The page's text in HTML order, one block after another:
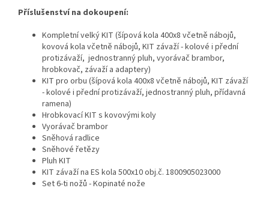
Příslušenství na dokoupení:
Kompletní velký KIT (šípová kola 400x8 včetně nábojů,
kovová kola včetně nábojů, KIT závaží - kolové i přední
protizávaží, jednostranný pluh, vyorávač brambor,
hrobkovač, závaží a adaptery)
KIT pro orbu (šípová kola 400x8 včetně nábojů, KIT závaží
- kolové i přední protizávaží, jednostranný pluh, přídavná
ramena)
Hrobkovací KIT s kovovými koly
Vyorávač brambor
Sněhová radlice
Sněhové řetězy
Pluh KIT
KIT závaží na ES kola 500x10obj.č. 1800905023000
Set 6-ti nožů - Kopinaté nože